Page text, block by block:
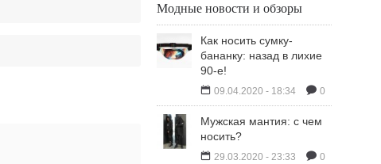
Модные новости и обзоры
Как носить сумку-
бананку: назад в лихие
90-е!
09.04.2020 - 18:34 0
Мужская мантия: с чем
носить?
29.03.2020 - 23:33 0